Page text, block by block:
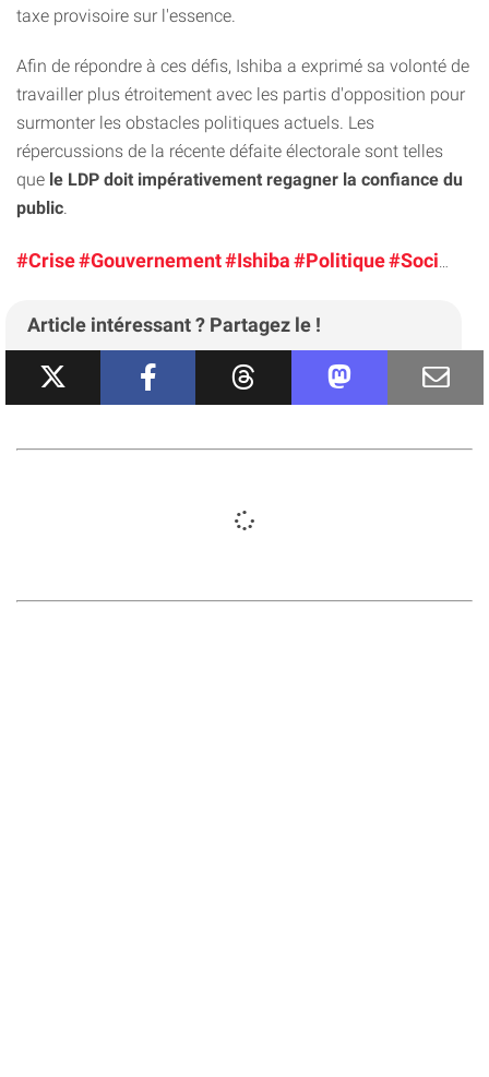
taxe provisoire sur l'essence.
Afin de répondre à ces défis, Ishiba a exprimé sa volonté de
travailler plus étroitement avec les partis d'opposition pour
surmonter les obstacles politiques actuels. Les
répercussions de la récente défaite électorale sont telles
que le LDP doit impérativement regagner la confiance du
public
#Crise#Gouvernement#Ishiba#Politique#Société
Article intéressant ? Partagez le !